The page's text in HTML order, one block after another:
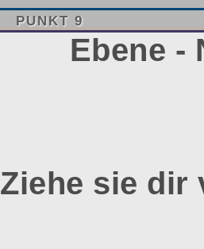
PUNKT 9
Ebene -
Ziehe sie dir